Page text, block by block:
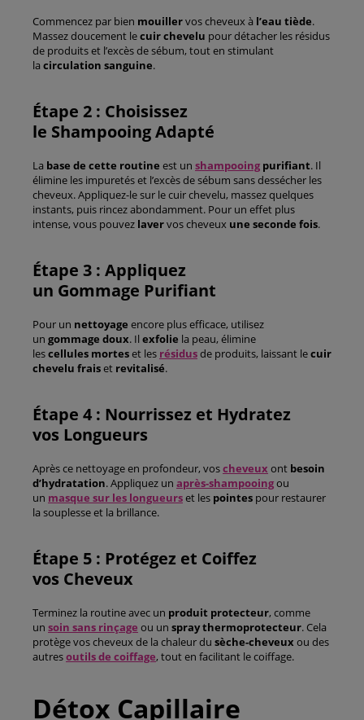
Commencez par bien mouillervos cheveux à l’eau tiède.
Massez doucement lecuir chevelu pour détacher les résidus
de produits et l’excès de sébum, tout en stimulant
la circulation sanguine.
Étape 2 : Choisissez
le Shampooing Adapté
La base de cette routine est un shampooing purifiant. Il
élimine les impuretés et l’excès de sébum sans dessécher les
cheveux. Appliquez-le sur le cuir chevelu, massez quelques
instants, puis rincez abondamment. Pour un effet plus
intense, vous pouvez lavervos cheveux une seconde fois.
Étape 3 : Appliquez
un Gommage Purifiant
Pour un nettoyage encore plus efficace, utilisez
un gommage doux. Il exfolie la peau, élimine
lescellules morteset les résidusde produits, laissant lecuir
chevelu fraiset revitalisé.
Étape 4 : Nourrissez et Hydratez
vos Longueurs
Après ce nettoyage en profondeur, voscheveux ont besoin
d’hydratation. Appliquez un après-shampooingou
un masque sur les longueurset les pointes pour restaurer
la souplesse et la brillance.
Étape 5 : Protégez et Coiffez
vos Cheveux
Terminez la routine avec un produit protecteur, comme
un soin sans rinçage ou un spray thermoprotecteur. Cela
protège vos cheveux de la chaleur du sèche-cheveux ou des
autresoutils de coiffage, tout en facilitant le coiffage.
Détox Capillaire